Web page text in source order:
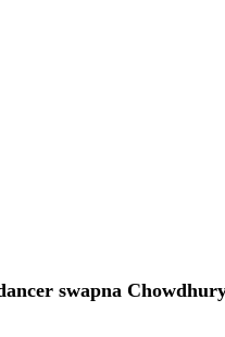
swapna